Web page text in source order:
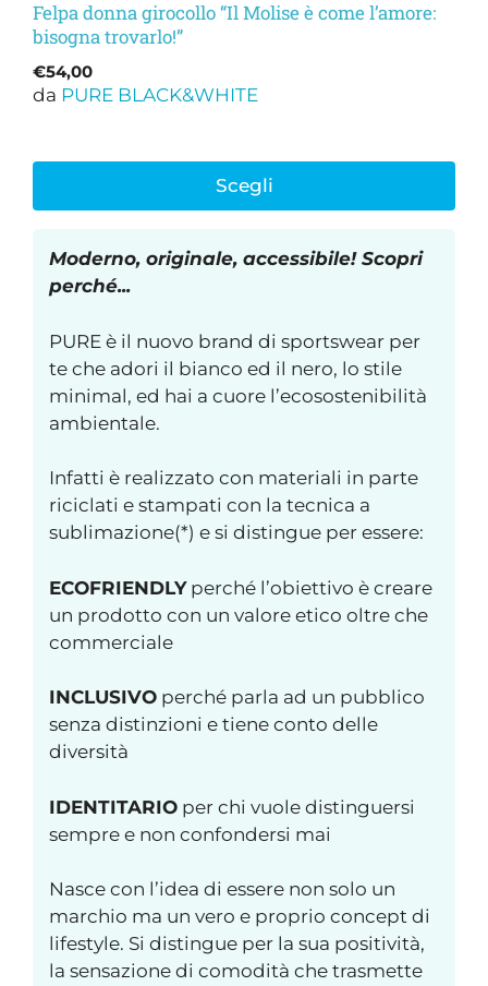
Felpa donna girocollo “Il Molise è come l’amore:
bisogna trovarlo!”
€54,00
da PURE BLACK&WHITE
Scegli
Moderno, originale, accessibile! Scopri
perché...
PURE è il nuovo brand di sportswear per
te che adori il bianco ed il nero, lo stile
minimal, ed hai a cuore l’ecosostenibilità
ambientale.
Infatti è realizzato con materiali in parte
riciclati e stampati con la tecnica a
sublimazione(*) e si distingue per essere:
ECOFRIENDLYperché l’obiettivo è creare
un prodotto con un valore etico oltre che
commerciale
INCLUSIVO perché parla ad un pubblico
senza distinzioni e tiene conto delle
diversità
IDENTITARIO per chi vuole distinguersi
sempre e non confondersi mai
Nasce con l’idea di essere non solo un
marchio ma un vero e proprio concept di
lifestyle. Si distingue per la sua positività,
la sensazione di comodità che trasmette